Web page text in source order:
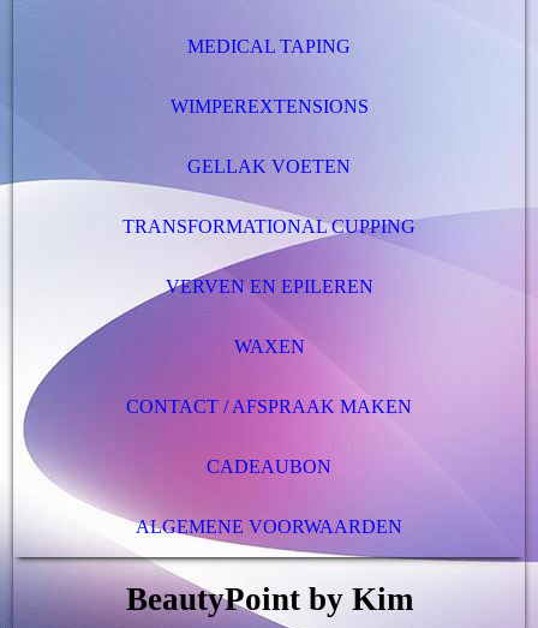
MEDICAL TAPING
WIMPEREXTENSIONS
GELLAK VOETEN
TRANSFORMATIONAL CUPPING
VERVEN EN EPILEREN
WAXEN
CONTACT / AFSPRAAK MAKEN
CADEAUBON
ALGEMENE VOORWAARDEN
BeautyPoint by Kim